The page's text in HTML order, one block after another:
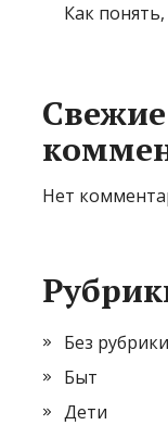
Как
Свежие
Нет
Без рубрики
Быт
Дети